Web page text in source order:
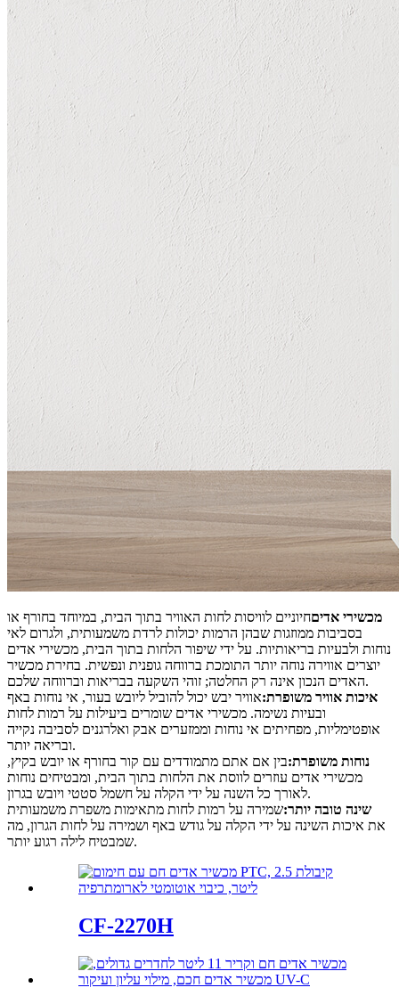
מכשירי אדיםחיוניים לוויסות לחות האוויר בתוך הבית, במיוחד בחורף או
בסביבות ממוזגות שבהן הרמות יכולות לרדת משמעותית, ולגרום לאי
נוחות ולבעיות בריאותיות. על ידי שיפור הלחות בתוך הבית, מכשירי אדים
יוצרים אווירה נוחה יותר התומכת ברווחה גופנית ונפשית. בחירת מכשיר
האדים הנכון אינה רק החלטה; זוהי השקעה בבריאות וברווחה שלכם.
איכות אוויר משופרת:אוויר יבש יכול להוביל ליובש בעור, אי נוחות באף
ובעיות נשימה. מכשירי אדים שומרים ביעילות על רמות לחות
אופטימליות, מפחיתים אי נוחות וממזערים אבק ואלרגנים לסביבה נקייה
ובריאה יותר.
נוחות משופרת:בין אם אתם מתמודדים עם קור בחורף או יובש בקיץ,
מכשירי אדים עוזרים לווסת את הלחות בתוך הבית, ומבטיחים נוחות
לאורך כל השנה על ידי הקלה על חשמל סטטי ויובש בגרון.
שינה טובה יותר:שמירה על רמות לחות מתאימות משפרת משמעותית
את איכות השינה על ידי הקלה על גודש באף ושמירה על לחות הגרון, מה
שמבטיח לילה רגוע יותר.
CF-2270H